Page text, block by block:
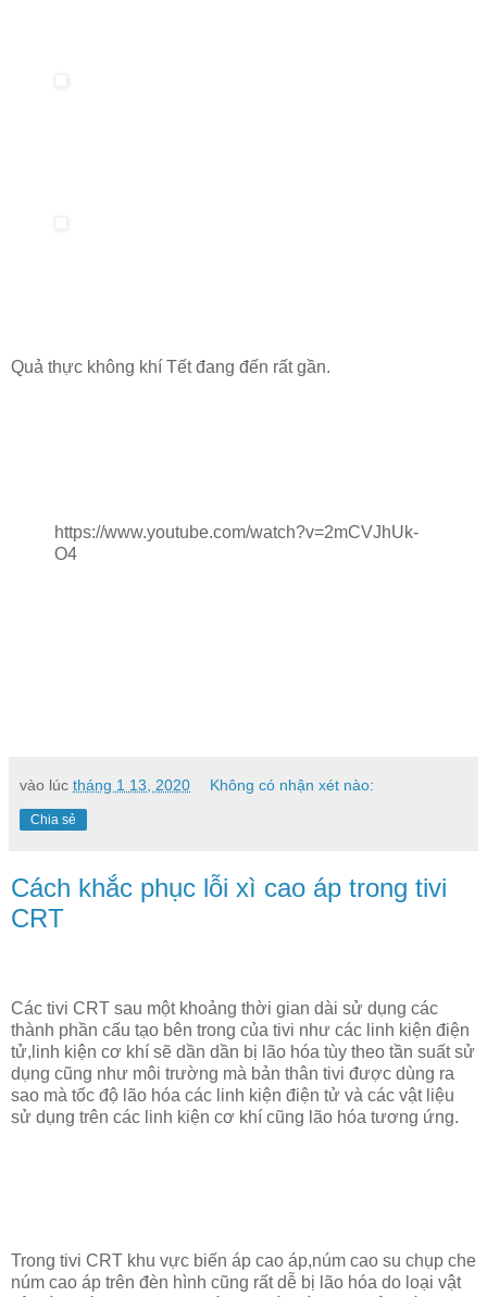
Quả thực không khí Tết đang đến rất gần.
https://www.youtube.com/watch?v=2mCVJhUk-
O4
vào lúc tháng 1 13, 2020 Không có nhận xét nào:
Chia sẻ
Cách khắc phục lỗi xì cao áp trong tivi
CRT
Các tivi CRT sau một khoảng thời gian dài sử dụng các
thành phần cấu tạo bên trong của tivi như các linh kiện điện
tử,linh kiện cơ khí sẽ dần dần bị lão hóa tùy theo tần suất sử
dụng cũng như môi trường mà bản thân tivi được dùng ra
sao mà tốc độ lão hóa các linh kiện điện tử và các vật liệu
sử dụng trên các linh kiện cơ khí cũng lão hóa tương ứng.
Trong tivi CRT khu vực biến áp cao áp,núm cao su chụp che
núm cao áp trên đèn hình cũng rất dễ bị lão hóa do loại vật